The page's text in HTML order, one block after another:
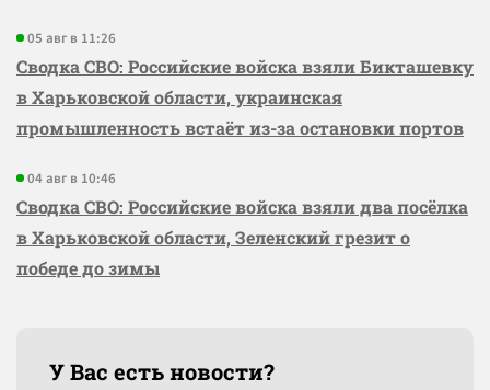
05 авг в 11:26
Сводка СВО: Российские войска взяли Бикташевку
в Харьковской области, украинская
промышленность встаёт из-за остановки портов
04 авг в 10:46
Сводка СВО: Российские войска взяли два посёлка
в Харьковской области, Зеленский грезит о
победе до зимы
У Вас есть новости?